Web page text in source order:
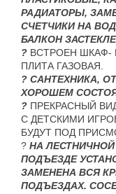
РАДИАТОРЫ,
СЧЕТЧИКИ НА
БАЛКОН
? ВСТРОЕН ШКАФ-
ПЛИТА ГАЗОВАЯ.
? САНТЕХНИКА,
ХОРОШЕМ
? ПРЕКРАСНЫЙ
С ДЕТСКИМИ
БУДУТ ПОД
? НА
ПОДЪЕЗДЕ
ЗАМЕНЕНА ВСЯ
ПОДЪЕЗДАХ.